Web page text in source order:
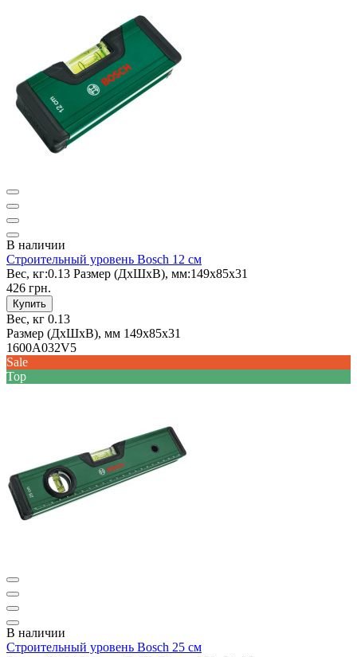
В наличии
Строительный уровень Bosch 12 см
Вес, кг:0.13 Размер (ДxШxВ), мм:149х85х31
426 грн.
Купить
Вес, кг 0.13
Размер (ДxШxВ), мм 149х85х31
1600A032V5
Sale
Top
В наличии
Строительный уровень Bosch 25 см